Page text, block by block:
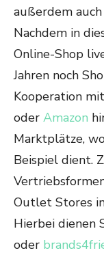
außerdem
Nachdem in
Online-Shop
Jahren noch
Kooperation
oder Amazon
Marktplätze,
Beispiel dient.
Outlet Stores
Hierbei dienen
oder